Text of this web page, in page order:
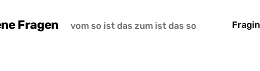
Fragen vom so ist das zum ist das so